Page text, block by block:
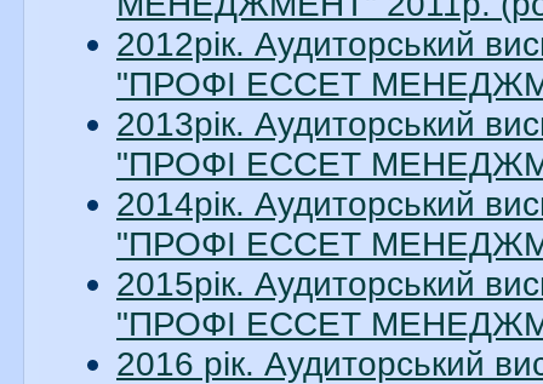
2012рік. Аудиторський
"ПРОФІ ЕССЕТ
2013рік. Аудиторський
"ПРОФІ ЕССЕТ
2014рік. Аудиторський
"ПРОФІ ЕССЕТ
2015рік. Аудиторський
"ПРОФІ ЕССЕТ
2016 рік. Аудиторський